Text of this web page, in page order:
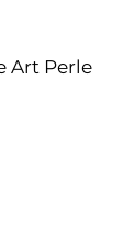
Art Perle